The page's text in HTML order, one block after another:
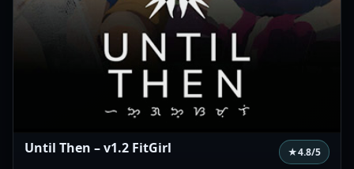
Until Then – v1.2 FitGirl ★4.8/5